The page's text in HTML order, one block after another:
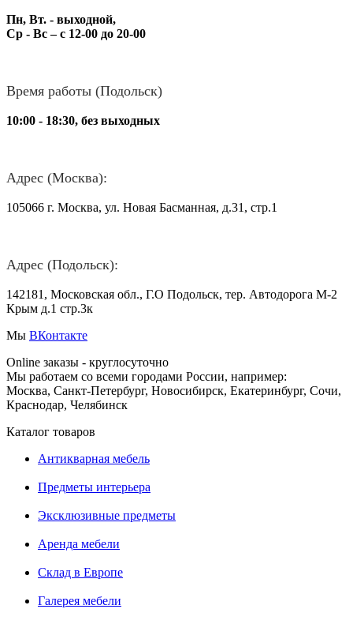
Пн, Вт. - выходной,
Ср - Вс – с 12-00 до 20-00
Время работы (Подольск)
10:00 - 18:30, без выходных
Адрес (Москва):
105066 г. Москва, ул. Новая Басманная, д.31, стр.1
Адрес (Подольск):
142181, Московская обл., Г.О Подольск, тер. Автодорога М-2
Крым д.1 стр.3к
Мы ВКонтакте
Online заказы - круглосуточно
Мы работаем со всеми городами России, например:
Москва, Санкт-Петербург, Новосибирск, Екатеринбург, Сочи,
Краснодар, Челябинск
Каталог товаров
Антикварная мебель
Предметы интерьера
Эксклюзивные предметы
Аренда мебели
Склад в Европе
Галерея мебели